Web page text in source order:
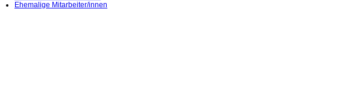
Ehemalige Mitarbeiter/innen